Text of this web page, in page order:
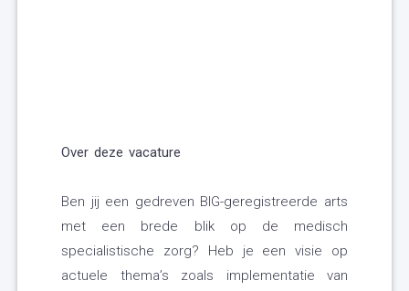
Over deze vacature
Ben jij een gedreven BIG-geregistreerde arts
met een brede blik op de medisch
specialistische zorg? Heb je een visie op
actuele thema’s zoals implementatie van